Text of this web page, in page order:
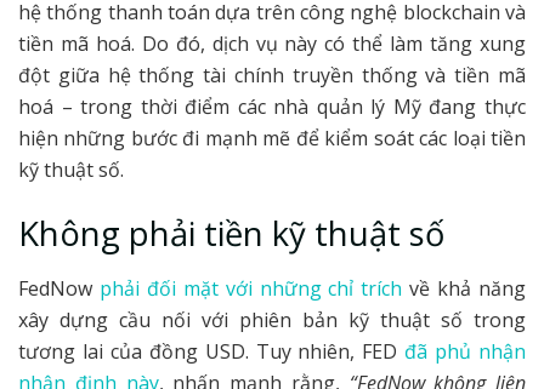
hệ thống thanh toán dựa trên công nghệ blockchain và
tiền mã hoá. Do đó, dịch vụ này có thể làm tăng xung
đột giữa hệ thống tài chính truyền thống và tiền mã
hoá – trong thời điểm các nhà quản lý Mỹ đang thực
hiện những bước đi mạnh mẽ để kiểm soát các loại tiền
kỹ thuật số.
Không phải tiền kỹ thuật số
FedNow phải đối mặt với những chỉ trích về khả năng
xây dựng cầu nối với phiên bản kỹ thuật số trong
tương lai của đồng USD. Tuy nhiên, FED đã phủ nhận
nhận định này, nhấn mạnh rằng, “FedNow không liên